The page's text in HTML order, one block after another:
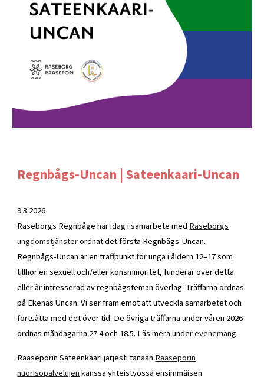
Regnbågs-Uncan | Sateenkaari-Uncan
9.3.2026
Raseborgs Regnbåge har idag i samarbete medRaseborgs
ungdomstjänsterordnat det första Regnbågs-Uncan.
Regnbågs-Uncan är en träffpunkt för unga i åldern 12–17 som
tillhör en sexuell och/eller könsminoritet, funderar över detta
eller är intresserad av regnbågsteman överlag. Träffarna ordnas
på Ekenäs Uncan. Vi ser fram emot att utveckla samarbetet och
fortsätta med det över tid. De övriga träffarna under våren 2026
ordnas måndagarna 27.4 och 18.5. Läs mera underevenemang.
Raaseporin Sateenkaari järjesti tänään Raaseporin
nuorisopalvelujenkanssa yhteistyössä ensimmäisen